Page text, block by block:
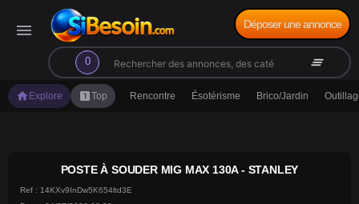
menu
0
search clear_all
Déposer une annonce
home Explore looks_oneTop Rencontre Ésotérisme Brico/Jardin
POSTE À SOUDER MIG MAX 130A - STANLEY
Ref : 14KXv9InDw5K654ltd3E